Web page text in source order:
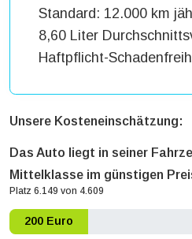
Standard: 12.000 km
8,60 Liter
Haftpflicht-
Unsere Kosteneinschätzung:
Das Auto liegt in seiner
Mittelklasse im günstigen
Platz 6.149 von 4.609
200 Euro